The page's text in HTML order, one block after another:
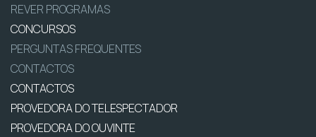
REVER PROGRAMAS
CONCURSOS
PERGUNTAS FREQUENTES
CONTACTOS
CONTACTOS
PROVEDORA DO TELESPECTADOR
PROVEDORA DO OUVINTE